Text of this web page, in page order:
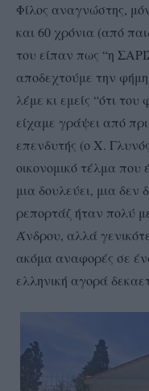
Φίλος αναγνώστης,
και 60 χρόνια (από
του είπαν πως “η
αποδεχτούμε την
λέμε κι εμείς “ότι
είχαμε γράψει από
επενδυτής (ο Χ.
οικονομικό τέλμα που
μια δουλεύει, μια δεν
ρεπορτάζ ήταν πολύ
Άνδρου, αλλά
ακόμα αναφορές σε
ελληνική αγορά